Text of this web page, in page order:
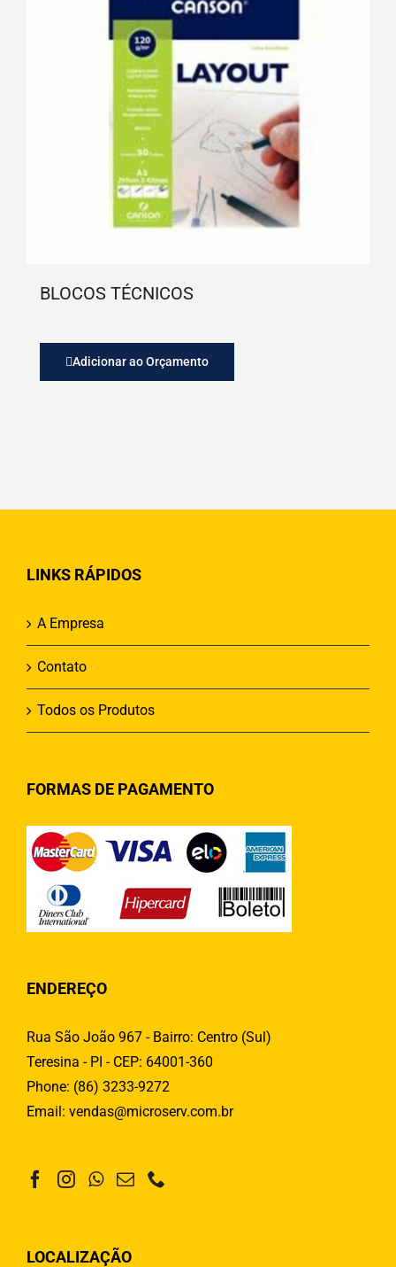
BLOCOS TÉCNICOS
Adicionar ao Orçamento
LINKS RÁPIDOS
A Empresa
Contato
Todos os Produtos
FORMAS DE PAGAMENTO
ENDEREÇO
Rua São João 967 - Bairro: Centro (Sul)
Teresina - PI - CEP: 64001-360
Phone: (86) 3233-9272
Email: vendas@microserv.com.br
LOCALIZAÇÃO